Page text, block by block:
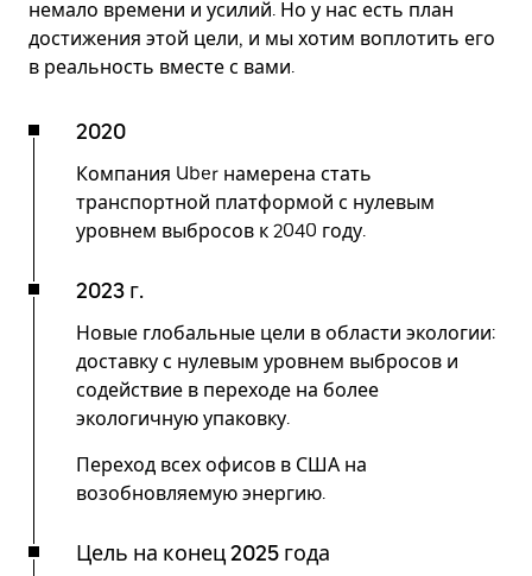
немало времени и усилий. Но у нас есть план
достижения этой цели, и мы хотим воплотить его
в реальность вместе с вами.
2020
Компания Uber намерена стать
транспортной платформой с нулевым
уровнем выбросов к 2040 году.
2023 г.
Новые глобальные цели в области экологии:
доставку с нулевым уровнем выбросов и
содействие в переходе на более
экологичную упаковку.
Переход всех офисов в США на
возобновляемую энергию.
Цель на конец 2025 года